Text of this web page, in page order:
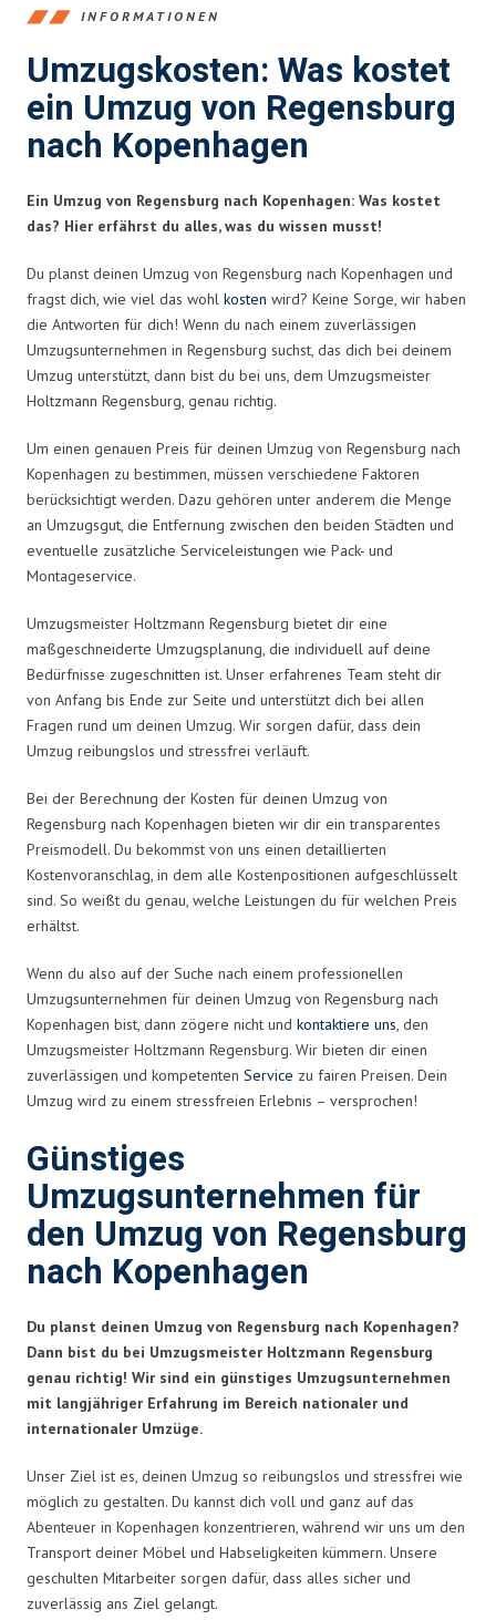
INFORMATIONEN
Umzugskosten: Was kostet
ein Umzug von Regensburg
nach Kopenhagen
Ein Umzug von Regensburg nach Kopenhagen: Was kostet
das? Hier erfährst du alles, was du wissen musst!
Du planst deinen Umzug von Regensburg nach Kopenhagen und
fragst dich, wie viel das wohl kosten wird? Keine Sorge, wir haben
die Antworten für dich! Wenn du nach einem zuverlässigen
Umzugsunternehmen in Regensburg suchst, das dich bei deinem
Umzug unterstützt, dann bist du bei uns, dem Umzugsmeister
Holtzmann Regensburg, genau richtig.
Um einen genauen Preis für deinen Umzug von Regensburg nach
Kopenhagen zu bestimmen, müssen verschiedene Faktoren
berücksichtigt werden. Dazu gehören unter anderem die Menge
an Umzugsgut, die Entfernung zwischen den beiden Städten und
eventuelle zusätzliche Serviceleistungen wie Pack- und
Montageservice.
Umzugsmeister Holtzmann Regensburg bietet dir eine
maßgeschneiderte Umzugsplanung, die individuell auf deine
Bedürfnisse zugeschnitten ist. Unser erfahrenes Team steht dir
von Anfang bis Ende zur Seite und unterstützt dich bei allen
Fragen rund um deinen Umzug. Wir sorgen dafür, dass dein
Umzug reibungslos und stressfrei verläuft.
Bei der Berechnung der Kosten für deinen Umzug von
Regensburg nach Kopenhagen bieten wir dir ein transparentes
Preismodell. Du bekommst von uns einen detaillierten
Kostenvoranschlag, in dem alle Kostenpositionen aufgeschlüsselt
sind. So weißt du genau, welche Leistungen du für welchen Preis
erhältst.
Wenn du also auf der Suche nach einem professionellen
Umzugsunternehmen für deinen Umzug von Regensburg nach
Kopenhagen bist, dann zögere nicht und kontaktiere uns, den
Umzugsmeister Holtzmann Regensburg. Wir bieten dir einen
zuverlässigen und kompetenten Service zu fairen Preisen. Dein
Umzug wird zu einem stressfreien Erlebnis – versprochen!
Günstiges
Umzugsunternehmen für
den Umzug von Regensburg
nach Kopenhagen
Du planst deinen Umzug von Regensburg nach Kopenhagen?
Dann bist du bei Umzugsmeister Holtzmann Regensburg
genau richtig! Wir sind ein günstiges Umzugsunternehmen
mit langjähriger Erfahrung im Bereich nationaler und
internationaler Umzüge.
Unser Ziel ist es, deinen Umzug so reibungslos und stressfrei wie
möglich zu gestalten. Du kannst dich voll und ganz auf das
Abenteuer in Kopenhagen konzentrieren, während wir uns um den
Transport deiner Möbel und Habseligkeiten kümmern. Unsere
geschulten Mitarbeiter sorgen dafür, dass alles sicher und
zuverlässig ans Ziel gelangt.